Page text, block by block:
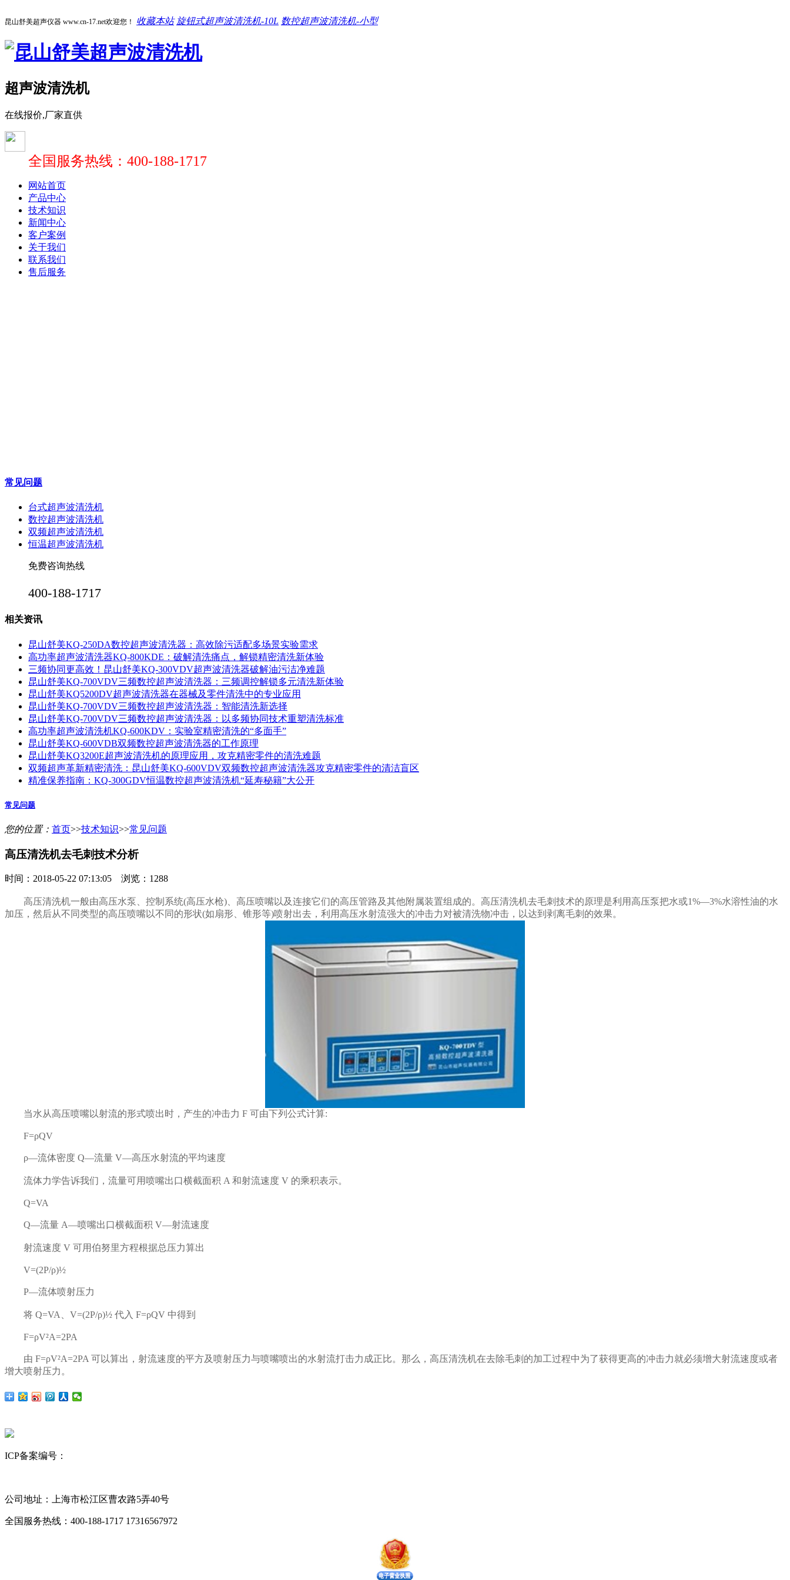
昆山舒美超声仪器 www.cn-17.net欢迎您！ 收藏本站 旋钮式超声波清洗机-10L 数控超声波清洗机-小型
超声波清洗机
在线报价,厂家直供
全国服务热线：400-188-1717
网站首页
产品中心
技术知识
新闻中心
客户案例
关于我们
联系我们
售后服务
常见问题
台式超声波清洗机
数控超声波清洗机
双频超声波清洗机
恒温超声波清洗机
免费咨询热线
400-188-1717
相关资讯
昆山舒美KQ-250DA数控超声波清洗器：高效除污适配多场景实验需求
高功率超声波清洗器KQ-800KDE：破解清洗痛点，解锁精密清洗新体验
三频协同更高效！昆山舒美KQ-300VDV超声波清洗器破解油污洁净难题
昆山舒美KQ-700VDV三频数控超声波清洗器：三频调控解锁多元清洗新体验
昆山舒美KQ5200DV超声波清洗器在器械及零件清洗中的专业应用
昆山舒美KQ-700VDV三频数控超声波清洗器：智能清洗新选择
昆山舒美KQ-700VDV三频数控超声波清洗器：以多频协同技术重塑清洗标准
高功率超声波清洗机KQ-600KDV：实验室精密清洗的“多面手”
昆山舒美KQ-600VDB双频数控超声波清洗器的工作原理
昆山舒美KQ3200E超声波清洗机的原理应用，攻克精密零件的清洗难题
双频超声革新精密清洗：昆山舒美KQ-600VDV双频数控超声波清洗器攻克精密零件的清洁盲区
精准保养指南：KQ-300GDV恒温数控超声波清洗机“延寿秘籍”大公开
常见问题
您的位置： 首页>>技术知识>>常见问题
高压清洗机去毛刺技术分析
时间：2018-05-22 07:13:05 浏览：1288
高压清洗机一般由高压水泵、控制系统(高压水枪)、高压喷嘴以及连接它们的高压管路及其他附属装置组成的。高压清洗机去毛刺技术的原理是利用高压泵把水或1%―3%水溶性油的水
加压，然后从不同类型的高压喷嘴以不同的形状(如扇形、锥形等)喷射出去，利用高压水射流强大的冲击力对被清洗物冲击，以达到剥离毛刺的效果。
当水从高压喷嘴以射流的形式喷出时，产生的冲击力 F 可由下列公式计算:
F=ρQV
ρ―流体密度 Q―流量 V―高压水射流的平均速度
流体力学告诉我们，流量可用喷嘴出口横截面积 A 和射流速度 V 的乘积表示。
Q=VA
Q―流量 A―喷嘴出口横截面积 V―射流速度
射流速度 V 可用伯努里方程根据总压力算出
V=(2P/ρ)½
P―流体喷射压力
将 Q=VA、V=(2P/ρ)½ 代入 F=ρQV 中得到
F=ρV²A=2PA
由 F=ρV²A=2PA 可以算出，射流速度的平方及喷射压力与喷嘴喷出的水射流打击力成正比。那么，高压清洗机在去除毛刺的加工过程中为了获得更高的冲击力就必须增大射流速度或者
增大喷射压力。
ICP备案编号：
公司地址：上海市松江区曹农路5弄40号
全国服务热线：400-188-1717 17316567972